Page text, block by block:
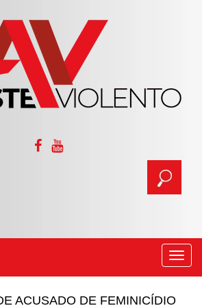
ACUSADO DE FEMINICÍDIO